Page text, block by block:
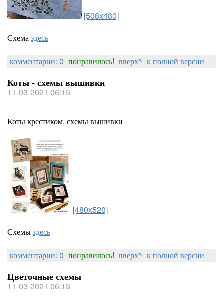
[508x480]
Схемаздесь
комментарии: 0 понравилось! вверх^ к полной версии
Коты - схемы вышивки
11-03-2021 06:15
Коты крестиком, схемы вышивки
[480x520]
Схемыздесь
комментарии: 0 понравилось! вверх^ к полной версии
Цветочные схемы
11-03-2021 06:13